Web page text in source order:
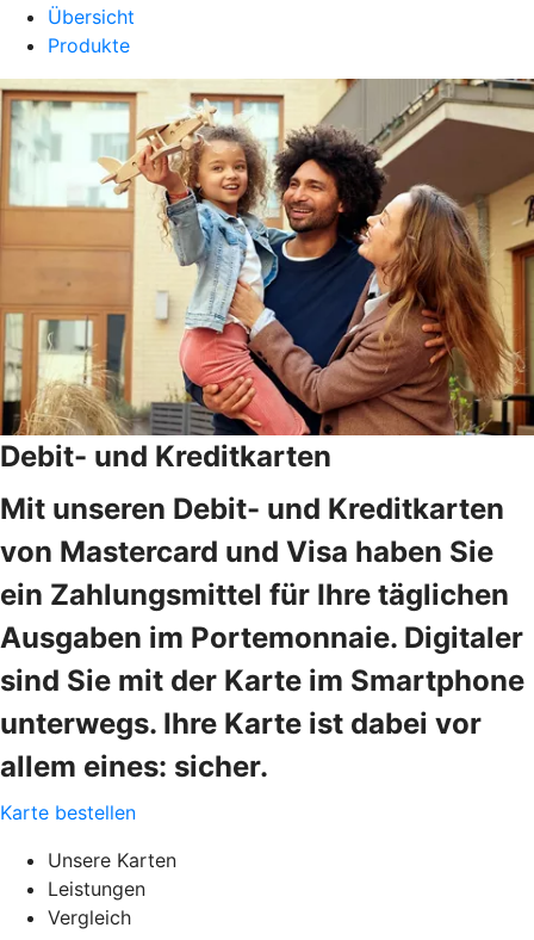
Übersicht
Produkte
Debit- und Kreditkarten
Mit unseren Debit- und Kreditkarten
von Mastercard und Visa haben Sie
ein Zahlungsmittel für Ihre täglichen
Ausgaben im Portemonnaie. Digitaler
sind Sie mit der Karte im Smartphone
unterwegs. Ihre Karte ist dabei vor
allem eines: sicher.
Karte bestellen
Unsere Karten
Leistungen
Vergleich